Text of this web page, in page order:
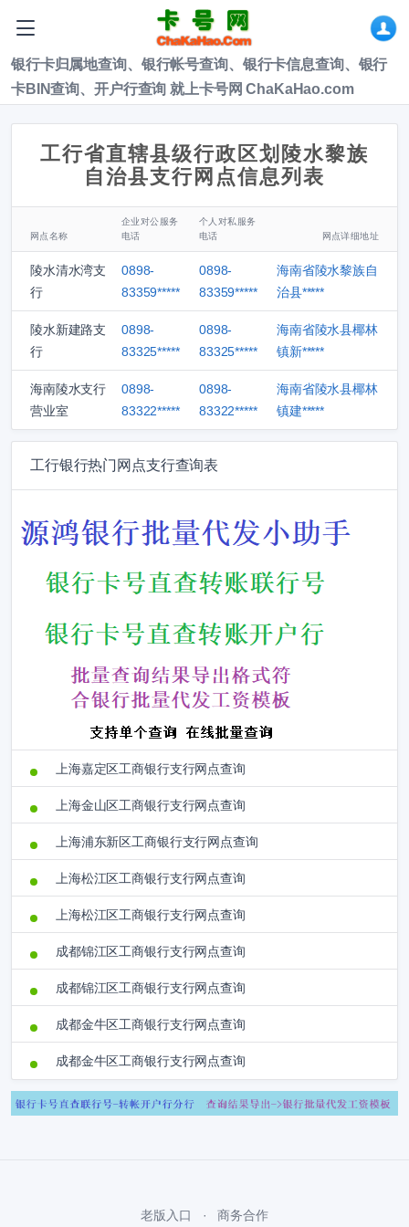
银行卡归属地查询、银行帐号查询、银行卡信息查询、银行
卡BIN查询、开户行查询 就上卡号网 ChaKaHao.com
工行省直辖县级行政区划陵水黎族
自治县支行网点信息列表
网点名称
企业对公服务
电话
个人对私服务
电话
网点详细地址
陵水清水湾支
行
0898-
83359*****
0898-
83359*****
海南省陵水黎族自
治县*****
陵水新建路支
行
0898-
83325*****
0898-
83325*****
海南省陵水县椰林
镇新*****
海南陵水支行
营业室
0898-
83322*****
0898-
83322*****
海南省陵水县椰林
镇建*****
工行银行热门网点支行查询表
上海嘉定区工商银行支行网点查询
上海金山区工商银行支行网点查询
上海浦东新区工商银行支行网点查询
上海松江区工商银行支行网点查询
上海松江区工商银行支行网点查询
成都锦江区工商银行支行网点查询
成都锦江区工商银行支行网点查询
成都金牛区工商银行支行网点查询
成都金牛区工商银行支行网点查询
老版入口 商务合作